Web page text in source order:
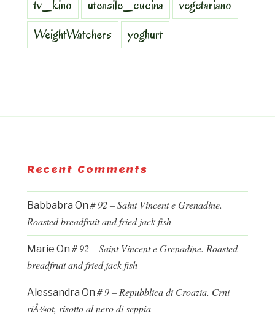
tv_kino
utensile_cucina
vegetariano
WeightWatchers
yoghurt
Recent Comments
Babbabra On # 92 – Saint Vincent e Grenadine.
Roasted breadfruit and fried jack fish
Marie On # 92 – Saint Vincent e Grenadine. Roasted
breadfruit and fried jack fish
Alessandra On # 9 – Repubblica di Croazia. Crni
riÅ¾ot, risotto al nero di seppia